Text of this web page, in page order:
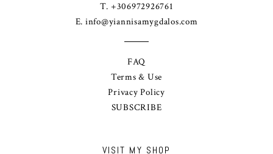
VISIT MY SHOP
T. +306972926761
E. info@yiannisamygdalos.com
FAQ
Terms & Use
Privacy Policy
SUBSCRIBE